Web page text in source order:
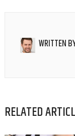
WRITTEN
RELATED